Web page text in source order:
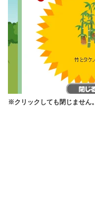
※クリックしても閉じません。